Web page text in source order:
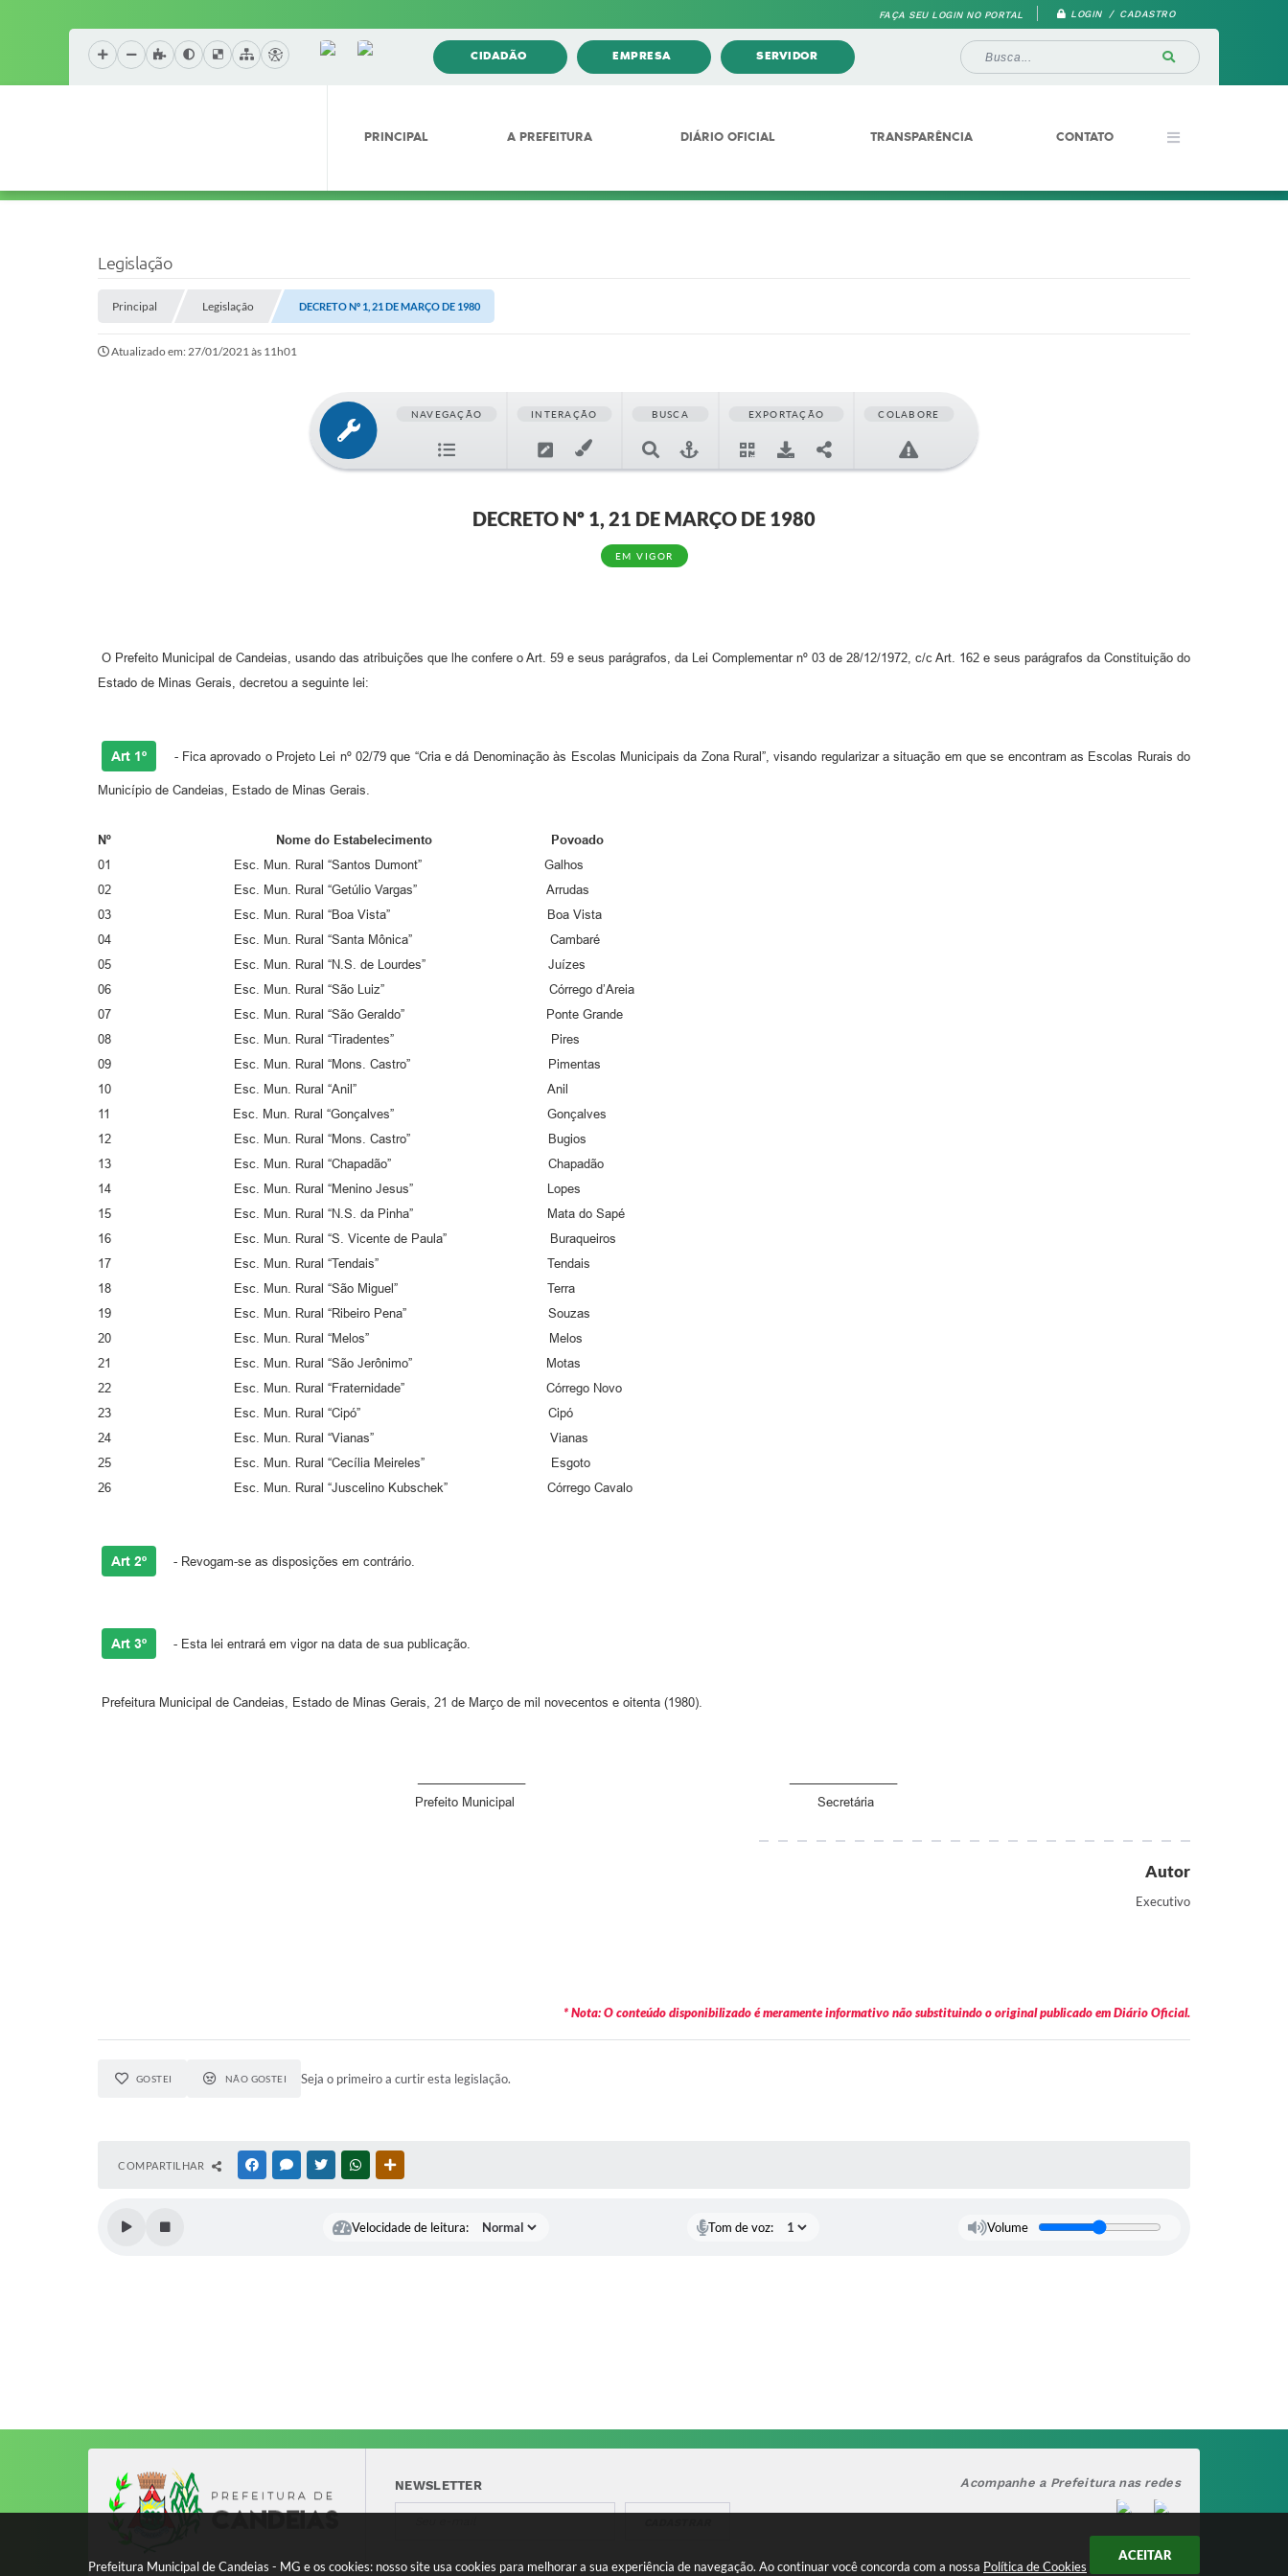
Prefeitura Municipal de Candeias - MG e os cookies: nosso site usa cookies para melhorar a sua experiência de navegação. Ao continuar você concorda com a nossa Política de Cookies
ACEITAR
FAÇA SEU LOGIN NO PORTAL LOGIN / CADASTRO
CIDADÃO EMPRESA SERVIDOR
PRINCIPAL A PREFEITURA DIÁRIO OFICIAL TRANSPARÊNCIA CONTATO
Legislação
Principal Legislação DECRETO Nº 1, 21 DE MARÇO DE 1980
Atualizado em: 27/01/2021 às 11h01
NAVEGAÇÃO INTERAÇÃO BUSCA EXPORTAÇÃO COLABORE
DECRETO Nº 1, 21 DE MARÇO DE 1980
EM VIGOR
O Prefeito Municipal de Candeias, usando das atribuições que lhe confere o Art. 59 e seus parágrafos, da Lei Complementar nº 03 de 28/12/1972, c/c Art. 162 e seus parágrafos da Constituição do
Estado de Minas Gerais, decretou a seguinte lei:
Art 1º - Fica aprovado o Projeto Lei nº 02/79 que “Cria e dá Denominação às Escolas Municipais da Zona Rural”, visando regularizar a situação em que se encontram as Escolas Rurais do
Município de Candeias, Estado de Minas Gerais.
Nº Nome do Estabelecimento Povoado
01 Esc. Mun. Rural “Santos Dumont” Galhos
02 Esc. Mun. Rural “Getúlio Vargas” Arrudas
03 Esc. Mun. Rural “Boa Vista” Boa Vista
04 Esc. Mun. Rural “Santa Mônica” Cambaré
05 Esc. Mun. Rural “N.S. de Lourdes” Juízes
06 Esc. Mun. Rural “São Luiz” Córrego d’Areia
07 Esc. Mun. Rural “São Geraldo” Ponte Grande
08 Esc. Mun. Rural “Tiradentes” Pires
09 Esc. Mun. Rural “Mons. Castro” Pimentas
10 Esc. Mun. Rural “Anil” Anil
11 Esc. Mun. Rural “Gonçalves” Gonçalves
12 Esc. Mun. Rural “Mons. Castro” Bugios
13 Esc. Mun. Rural “Chapadão” Chapadão
14 Esc. Mun. Rural “Menino Jesus” Lopes
15 Esc. Mun. Rural “N.S. da Pinha” Mata do Sapé
16 Esc. Mun. Rural “S. Vicente de Paula” Buraqueiros
17 Esc. Mun. Rural “Tendais” Tendais
18 Esc. Mun. Rural “São Miguel” Terra
19 Esc. Mun. Rural “Ribeiro Pena” Souzas
20 Esc. Mun. Rural “Melos” Melos
21 Esc. Mun. Rural “São Jerônimo” Motas
22 Esc. Mun. Rural “Fraternidade” Córrego Novo
23 Esc. Mun. Rural “Cipó” Cipó
24 Esc. Mun. Rural “Vianas” Vianas
25 Esc. Mun. Rural “Cecília Meireles” Esgoto
26 Esc. Mun. Rural “Juscelino Kubschek” Córrego Cavalo
Art 2º - Revogam-se as disposições em contrário.
Art 3º - Esta lei entrará em vigor na data de sua publicação.
Prefeitura Municipal de Candeias, Estado de Minas Gerais, 21 de Março de mil novecentos e oitenta (1980).
Prefeito Municipal Secretária
Autor
Executivo
* Nota: O conteúdo disponibilizado é meramente informativo não substituindo o original publicado em Diário Oficial.
GOSTEI NÃO GOSTEI Seja o primeiro a curtir esta legislação.
COMPARTILHAR FACEBOOKMESSENGER
TWITTERWHATSAPP
Velocidade de leitura: Tom de voz: Volume
NEWSLETTER Acompanhe a Prefeitura nas redes